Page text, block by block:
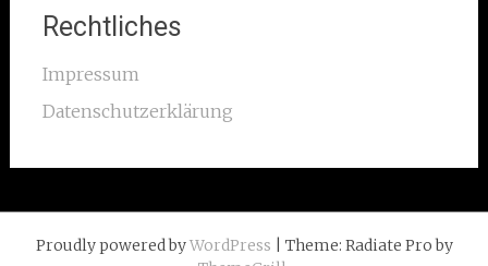
Rechtliches
Impressum
Datenschutzerklärung
Proudly powered byWordPress | Theme: Radiate Pro by